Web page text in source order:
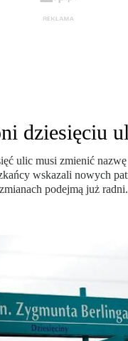
dziesięciu
ulic musi zmienić
wskazali nowych
podejmą już radni.